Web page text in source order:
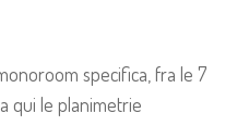
specifica, fra le 7
qui le planimetrie